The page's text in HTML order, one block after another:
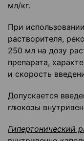
мл/кг.
При
растворителя,
250 мл на дозу
препарата,
и скорость
Допускается
глюкозы
Гипертонический